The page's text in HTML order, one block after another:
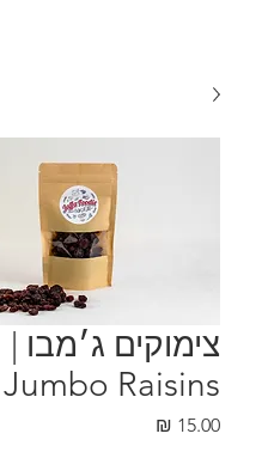
צימוקים ג׳מבו |
Jumbo Raisins